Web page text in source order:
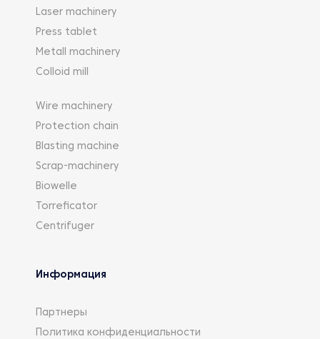
Laser machinery
Press tablet
Metall machinery
Colloid mill
Wire machinery
Protection chain
Blasting machine
Scrap-machinery
Biowelle
Torreficator
Centrifuger
Информация
Партнеры
Политика конфиденциальности